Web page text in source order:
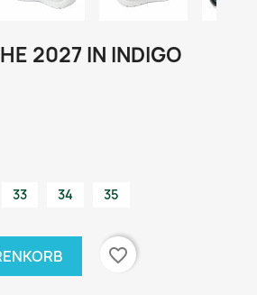
2027 IN INDIGO
33 34 35
favorite_border